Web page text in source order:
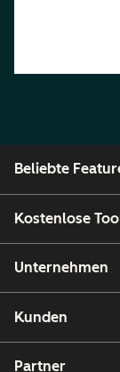
Beliebte
Kostenlose
Unternehmen
Kunden
Partner